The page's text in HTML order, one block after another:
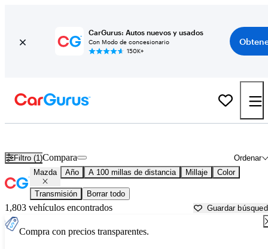
CarGurus: Autos nuevos y usados
Con Modo de concesionario
150K+
Filtro (1) Ordenar
Compara
Mazda Año A 100 millas de distancia Millaje Color
Transmisión Borrar todo
1,803 vehículos encontrados Guardar
Compra con precios transparentes.